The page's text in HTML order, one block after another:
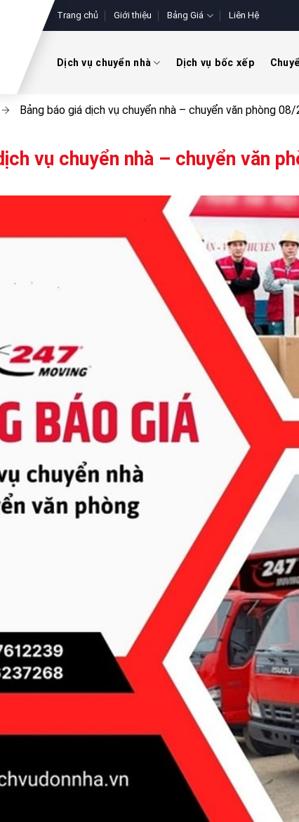
Trang chủ Giới thiệu Bảng Giá Liên Hệ
Dịch vụ chuyển nhà Dịch vụ bốc xếp
Bảng báo giá dịch vụ chuyển nhà – chuyển văn phòng
vụ chuyển nhà – chuyển văn